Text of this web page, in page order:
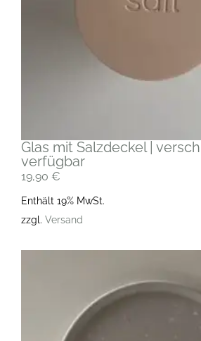
Glas mit Salzdeckel |
verfügbar
19,90 €
Enthält 19% MwSt.
zzgl. Versand